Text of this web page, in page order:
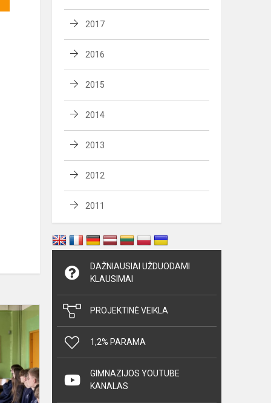
Gestų
kalbos
pamoka
2017
2016
2015
2014
2013
2012
2011
DAŽNIAUSIAI UŽDUODAMI
KLAUSIMAI
PROJEKTINĖ VEIKLA
1,2% PARAMA
GIMNAZIJOS YOUTUBE
KANALAS